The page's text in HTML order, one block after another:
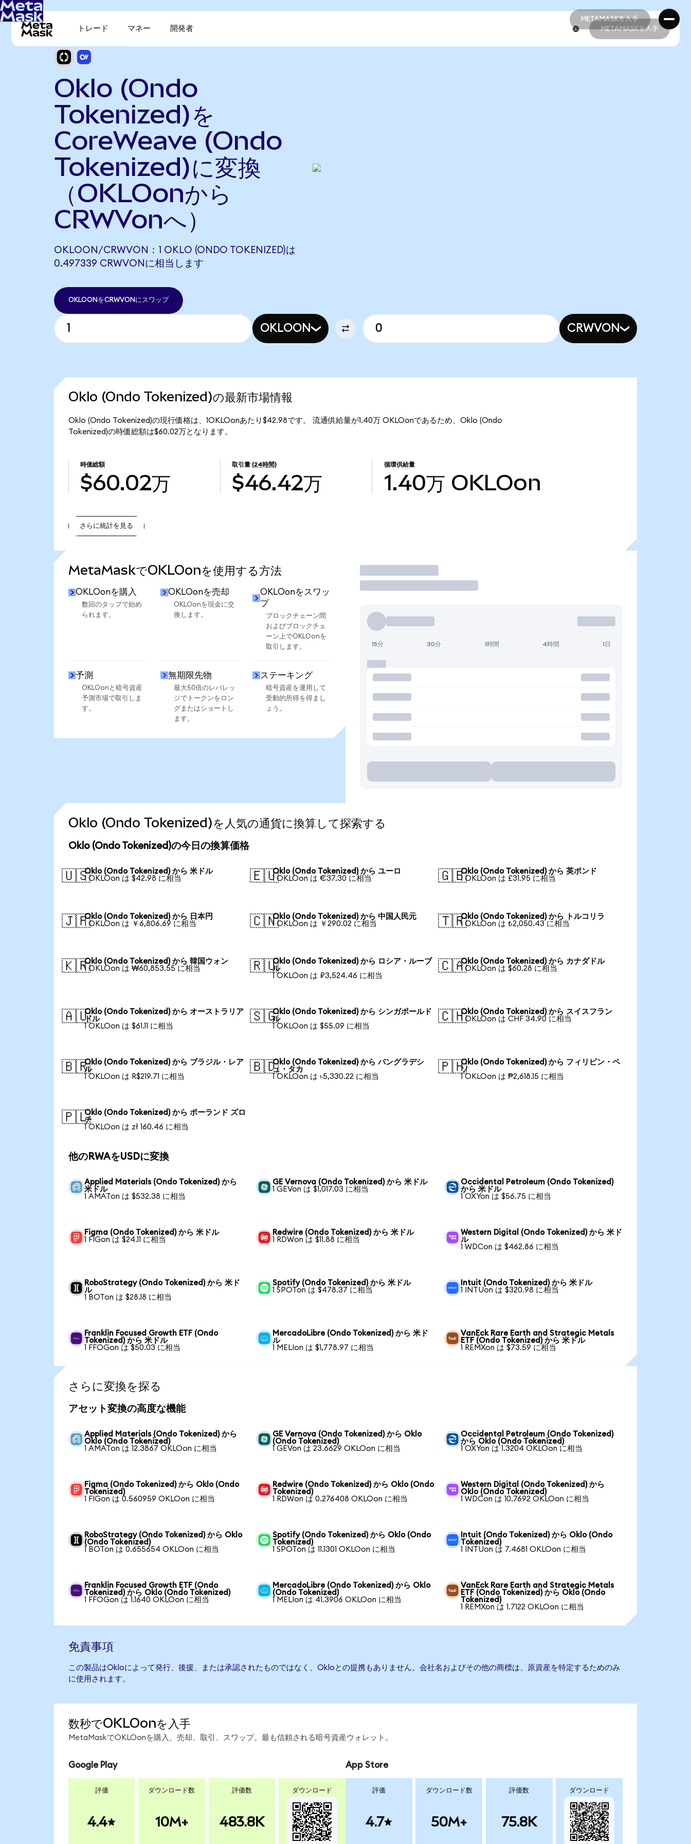
METAMASKを入手
METAMASKを入手
トレード マネー 開発者 METAMASKを入手
Oklo (Ondo
Tokenized)を
CoreWeave (Ondo
Tokenized)に変換
（OKLOonから
CRWVonへ）
OKLOON/CRWVON：1 OKLO (ONDO TOKENIZED)は
0.497339 CRWVONに相当します
OKLOONをCRWVONにスワップ
OKLOON CRWVON
Oklo (Ondo Tokenized)の最新市場情報
Oklo (Ondo Tokenized)の現行価格は、1OKLOonあたり$42.98です。 流通供給量が1.40万 OKLOonであるため、Oklo (Ondo
Tokenized)の時価総額は$60.02万となります。
時価総額
$60.02万
取引量 (24時間)
$46.42万
循環供給量
1.40万 OKLOon
さらに統計を見る
MetaMaskでOKLOonを使用する方法
OKLOonを購入
数回のタップで始め
られます。
OKLOonを売却
OKLOonを現金に交
換します。
OKLOonをスワッ
プ
ブロックチェーン間
およびブロックチェ
ーン上でOKLOonを
取引します。
予測
OKLOonと暗号資産
予測市場で取引しま
す。
無期限先物
最大50倍のレバレッ
ジでトークンをロン
グまたはショートし
ます。
ステーキング
暗号資産を運用して
受動的所得を得まし
ょう。
取引
15分 30分 1時間 4時間 1日
Oklo (Ondo Tokenized)を人気の通貨に換算して探索する
Oklo (Ondo Tokenized)の今日の換算価格
🇺🇸Oklo (Ondo Tokenized) から 米ドル
1 OKLOon は $42.98 に相当
🇪🇺Oklo (Ondo Tokenized) から ユーロ
1 OKLOon は €37.30 に相当
🇬🇧Oklo (Ondo Tokenized) から 英ポンド
1 OKLOon は £31.95 に相当
🇯🇵Oklo (Ondo Tokenized) から 日本円
1 OKLOon は ￥6,806.69 に相当
🇨🇳Oklo (Ondo Tokenized) から 中国人民元
1 OKLOon は ￥290.02 に相当
🇹🇷Oklo (Ondo Tokenized) から トルコリラ
1 OKLOon は ₺2,050.43 に相当
🇰🇷Oklo (Ondo Tokenized) から 韓国ウォン
1 OKLOon は ₩60,853.55 に相当
🇷🇺Oklo (Ondo Tokenized) から ロシア・ルーブ
ル
1 OKLOon は ₽3,524.46 に相当
🇨🇦Oklo (Ondo Tokenized) から カナダドル
1 OKLOon は $60.28 に相当
🇦🇺Oklo (Ondo Tokenized) から オーストラリア
ドル
1 OKLOon は $61.11 に相当
🇸🇬Oklo (Ondo Tokenized) から シンガポールド
ル
1 OKLOon は $55.09 に相当
🇨🇭Oklo (Ondo Tokenized) から スイスフラン
1 OKLOon は CHF 34.90 に相当
🇧🇷Oklo (Ondo Tokenized) から ブラジル・レア
ル
1 OKLOon は R$219.71 に相当
🇧🇩Oklo (Ondo Tokenized) から バングラデシ
ュ・タカ
1 OKLOon は ৳5,330.22 に相当
🇵🇭Oklo (Ondo Tokenized) から フィリピン・ペ
ソ
1 OKLOon は ₱2,618.15 に相当
🇵🇱Oklo (Ondo Tokenized) から ポーランド ズロ
チ
1 OKLOon は zł 160.46 に相当
他のRWAをUSDに変換
Applied Materials (Ondo Tokenized) から
米ドル
1 AMATon は $532.38 に相当
GE Vernova (Ondo Tokenized) から 米ドル
1 GEVon は $1,017.03 に相当
Occidental Petroleum (Ondo Tokenized)
から 米ドル
1 OXYon は $56.75 に相当
Figma (Ondo Tokenized) から 米ドル
1 FIGon は $24.11 に相当
Redwire (Ondo Tokenized) から 米ドル
1 RDWon は $11.88 に相当
Western Digital (Ondo Tokenized) から 米ド
ル
1 WDCon は $462.86 に相当
RoboStrategy (Ondo Tokenized) から 米ド
ル
1 BOTon は $28.18 に相当
Spotify (Ondo Tokenized) から 米ドル
1 SPOTon は $478.37 に相当
Intuit (Ondo Tokenized) から 米ドル
1 INTUon は $320.98 に相当
Franklin Focused Growth ETF (Ondo
Tokenized) から 米ドル
1 FFOGon は $50.03 に相当
MercadoLibre (Ondo Tokenized) から 米ド
ル
1 MELIon は $1,778.97 に相当
VanEck Rare Earth and Strategic Metals
ETF (Ondo Tokenized) から 米ドル
1 REMXon は $73.59 に相当
さらに変換を探る
アセット変換の高度な機能
Applied Materials (Ondo Tokenized) から
Oklo (Ondo Tokenized)
1 AMATon は 12.3867 OKLOon に相当
GE Vernova (Ondo Tokenized) から Oklo
(Ondo Tokenized)
1 GEVon は 23.6629 OKLOon に相当
Occidental Petroleum (Ondo Tokenized)
から Oklo (Ondo Tokenized)
1 OXYon は 1.3204 OKLOon に相当
Figma (Ondo Tokenized) から Oklo (Ondo
Tokenized)
1 FIGon は 0.560959 OKLOon に相当
Redwire (Ondo Tokenized) から Oklo (Ondo
Tokenized)
1 RDWon は 0.276408 OKLOon に相当
Western Digital (Ondo Tokenized) から
Oklo (Ondo Tokenized)
1 WDCon は 10.7692 OKLOon に相当
RoboStrategy (Ondo Tokenized) から Oklo
(Ondo Tokenized)
1 BOTon は 0.655654 OKLOon に相当
Spotify (Ondo Tokenized) から Oklo (Ondo
Tokenized)
1 SPOTon は 11.1301 OKLOon に相当
Intuit (Ondo Tokenized) から Oklo (Ondo
Tokenized)
1 INTUon は 7.4681 OKLOon に相当
Franklin Focused Growth ETF (Ondo
Tokenized) から Oklo (Ondo Tokenized)
1 FFOGon は 1.1640 OKLOon に相当
MercadoLibre (Ondo Tokenized) から Oklo
(Ondo Tokenized)
1 MELIon は 41.3906 OKLOon に相当
VanEck Rare Earth and Strategic Metals
ETF (Ondo Tokenized) から Oklo (Ondo
Tokenized)
1 REMXon は 1.7122 OKLOon に相当
免責事項
この製品はOkloによって発行、後援、または承認されたものではなく、Okloとの提携もありません。会社名およびその他の商標は、原資産を特定するためのみ
に使用されます。
数秒でOKLOonを入手
MetaMaskでOKLOonを購入、売却、取引、スワップ。最も信頼される暗号資産ウォレット。
Google Play
評価
4.4
ダウンロード数
10M+
評価数
483.8K
ダウンロード
App Store
評価
4.7
ダウンロード数
50M+
評価数
75.8K
ダウンロード